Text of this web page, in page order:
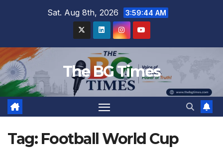
Sat. Aug 8th, 2026 3:59:44 AM
The BG Times
Tag: Football World Cup